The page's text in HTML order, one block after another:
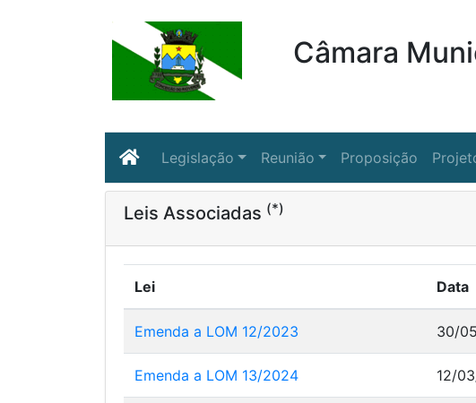
Câmara
Legislação Reunião Proposição
Leis Associadas (*)
Lei Data
Emenda a LOM 12/2023 30/
Emenda a LOM 13/2024 12/